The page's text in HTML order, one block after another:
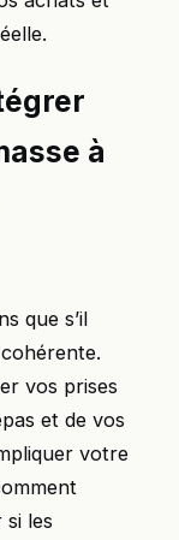
à
que s’il
vos prises
et de vos
votre
les